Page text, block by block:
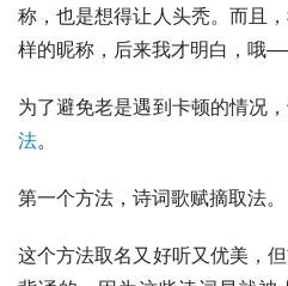
称，也是想得让人头秃。而且
样的昵称，后来我才明白，哦
为了避免老是遇到卡顿的情况
法。
第一个方法，诗词歌赋摘取法。
这个方法取名又好听又优美，